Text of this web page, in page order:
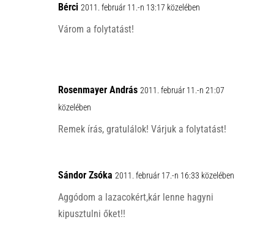
Bérci 2011. február 11.-n 13:17 közelében
Várom a folytatást!
Rosenmayer András 2011. február 11.-n 21:07
közelében
Remek írás, gratulálok! Várjuk a folytatást!
Sándor Zsóka 2011. február 17.-n 16:33 közelében
Aggódom a lazacokért,kár lenne hagyni
kipusztulni őket!!